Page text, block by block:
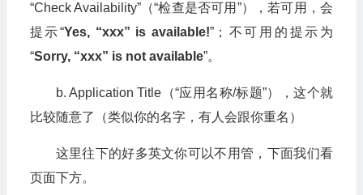
“Check Availability”（“检查是否可用”），若可用，会
提示“Yes, “xxx” is available!”；不可用的提示为
“Sorry, “xxx” is not available”。
b. Application Title（“应用名称/标题”），这个就
比较随意了（类似你的名字，有人会跟你重名）
这里往下的好多英文你可以不用管，下面我们看
页面下方。